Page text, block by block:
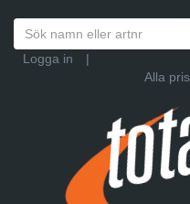
Logga in
|
Alla